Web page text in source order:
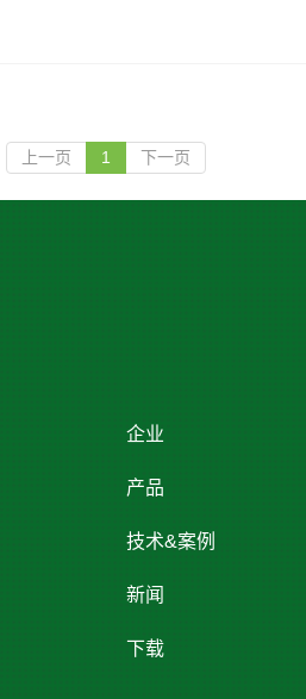
上一页 1 下一页
企业
产品
技术&案例
新闻
下载